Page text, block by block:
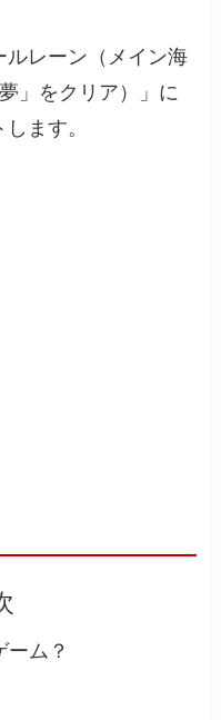
ルレーン（メイン海
」をクリア）」に
ます。
ム？